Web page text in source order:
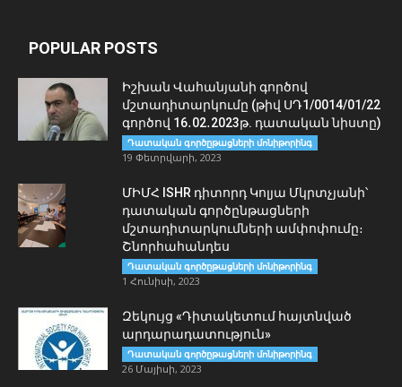
POPULAR POSTS
Իշխան Վահանյանի գործով
մշտադիտարկումը (թիվ ՍԴ1/0014/01/22
գործով 16․02․2023թ. դատական նիստը)
Դատական գործըթացների մոնիթորինգ
19 Փետրվարի, 2023
ՄԻՄՀ ISHR դիտորդ Կոլյա Մկրտչյանի՝
դատական գործընթացների
մշտադիտարկումների ամփոփումը։
Շնորհահանդես
Դատական գործըթացների մոնիթորինգ
1 Հունիսի, 2023
Զեկույց «Դիտակետում հայտնված
արդարադատություն»
Դատական գործըթացների մոնիթորինգ
26 Մայիսի, 2023